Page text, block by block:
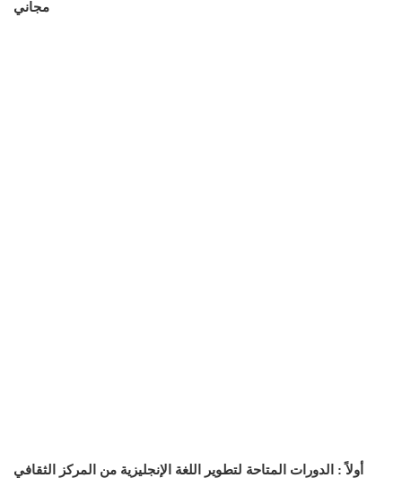
مجاني
أولاً : الدورات المتاحة لتطوير اللغة الإنجليزية من المركز الثقافي